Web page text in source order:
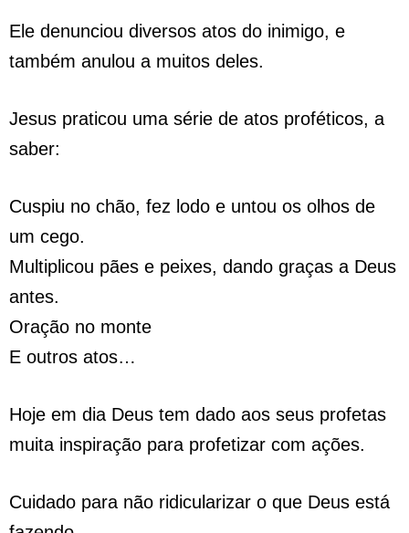
Ele denunciou diversos atos do inimigo, e
também anulou a muitos deles.
Jesus praticou uma série de atos proféticos, a
saber:
Cuspiu no chão, fez lodo e untou os olhos de
um cego.
Multiplicou pães e peixes, dando graças a Deus
antes.
Oração no monte
E outros atos…
Hoje em dia Deus tem dado aos seus profetas
muita inspiração para profetizar com ações.
Cuidado para não ridicularizar o que Deus está